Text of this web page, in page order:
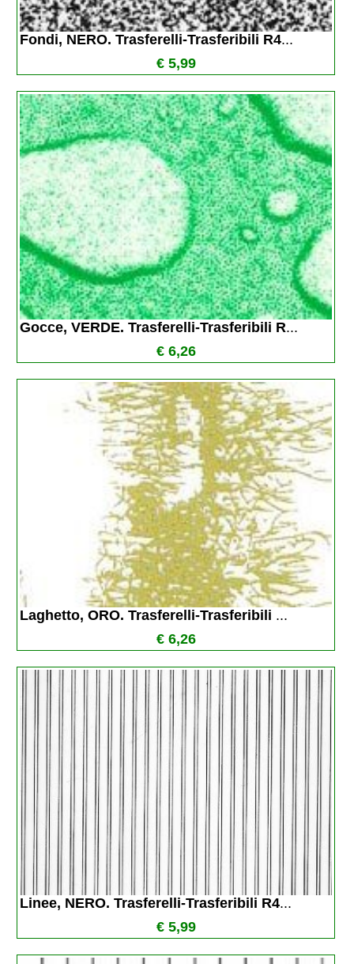
Fondi, NERO. Trasferelli-Trasferibili R4...
€ 5,99
Gocce, VERDE. Trasferelli-Trasferibili R...
€ 6,26
Laghetto, ORO. Trasferelli-Trasferibili ...
€ 6,26
Linee, NERO. Trasferelli-Trasferibili R4...
€ 5,99